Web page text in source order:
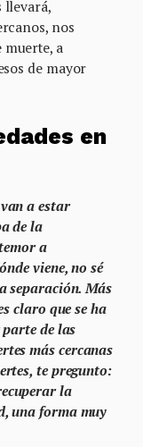
llevará,
nos
a
de mayor
en
a estar
de la
a
viene, no sé
separación. Más
claro que se ha
de las
más cercanas
te pregunto:
la
una forma muy